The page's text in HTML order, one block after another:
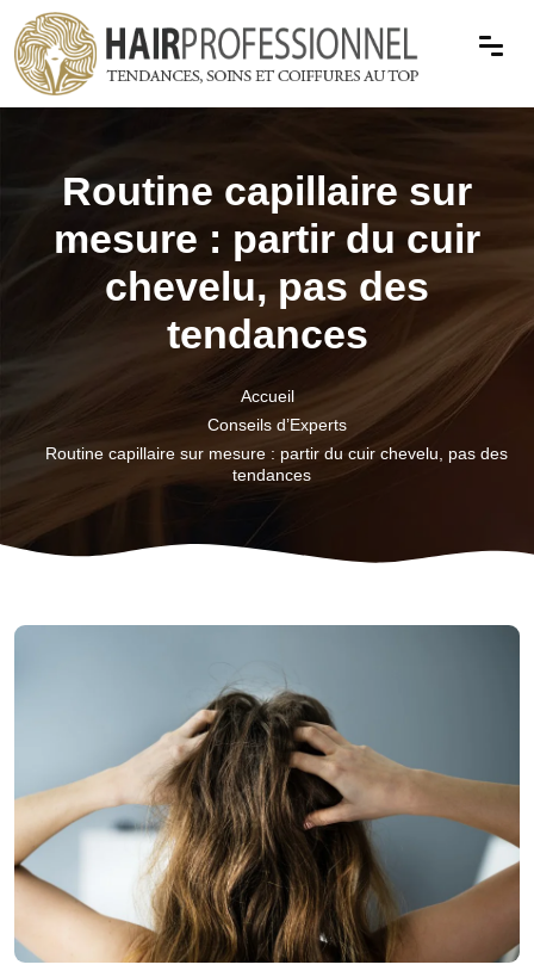
Routine capillaire sur
mesure : partir du cuir
chevelu, pas des
tendances
Accueil
Conseils d’Experts
Routine capillaire sur mesure : partir du cuir chevelu, pas des
tendances